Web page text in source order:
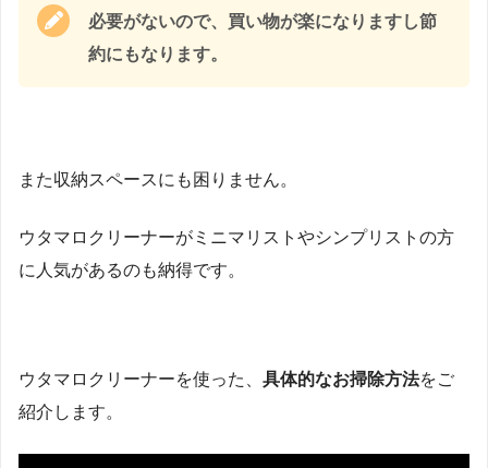
必要がないので、買い物が楽になりますし節
約にもなります。
また収納スペースにも困りません。
ウタマロクリーナーがミニマリストやシンプリストの方
に人気があるのも納得です。
ウタマロクリーナーを使った、 具体的なお掃除方法をご
紹介します。